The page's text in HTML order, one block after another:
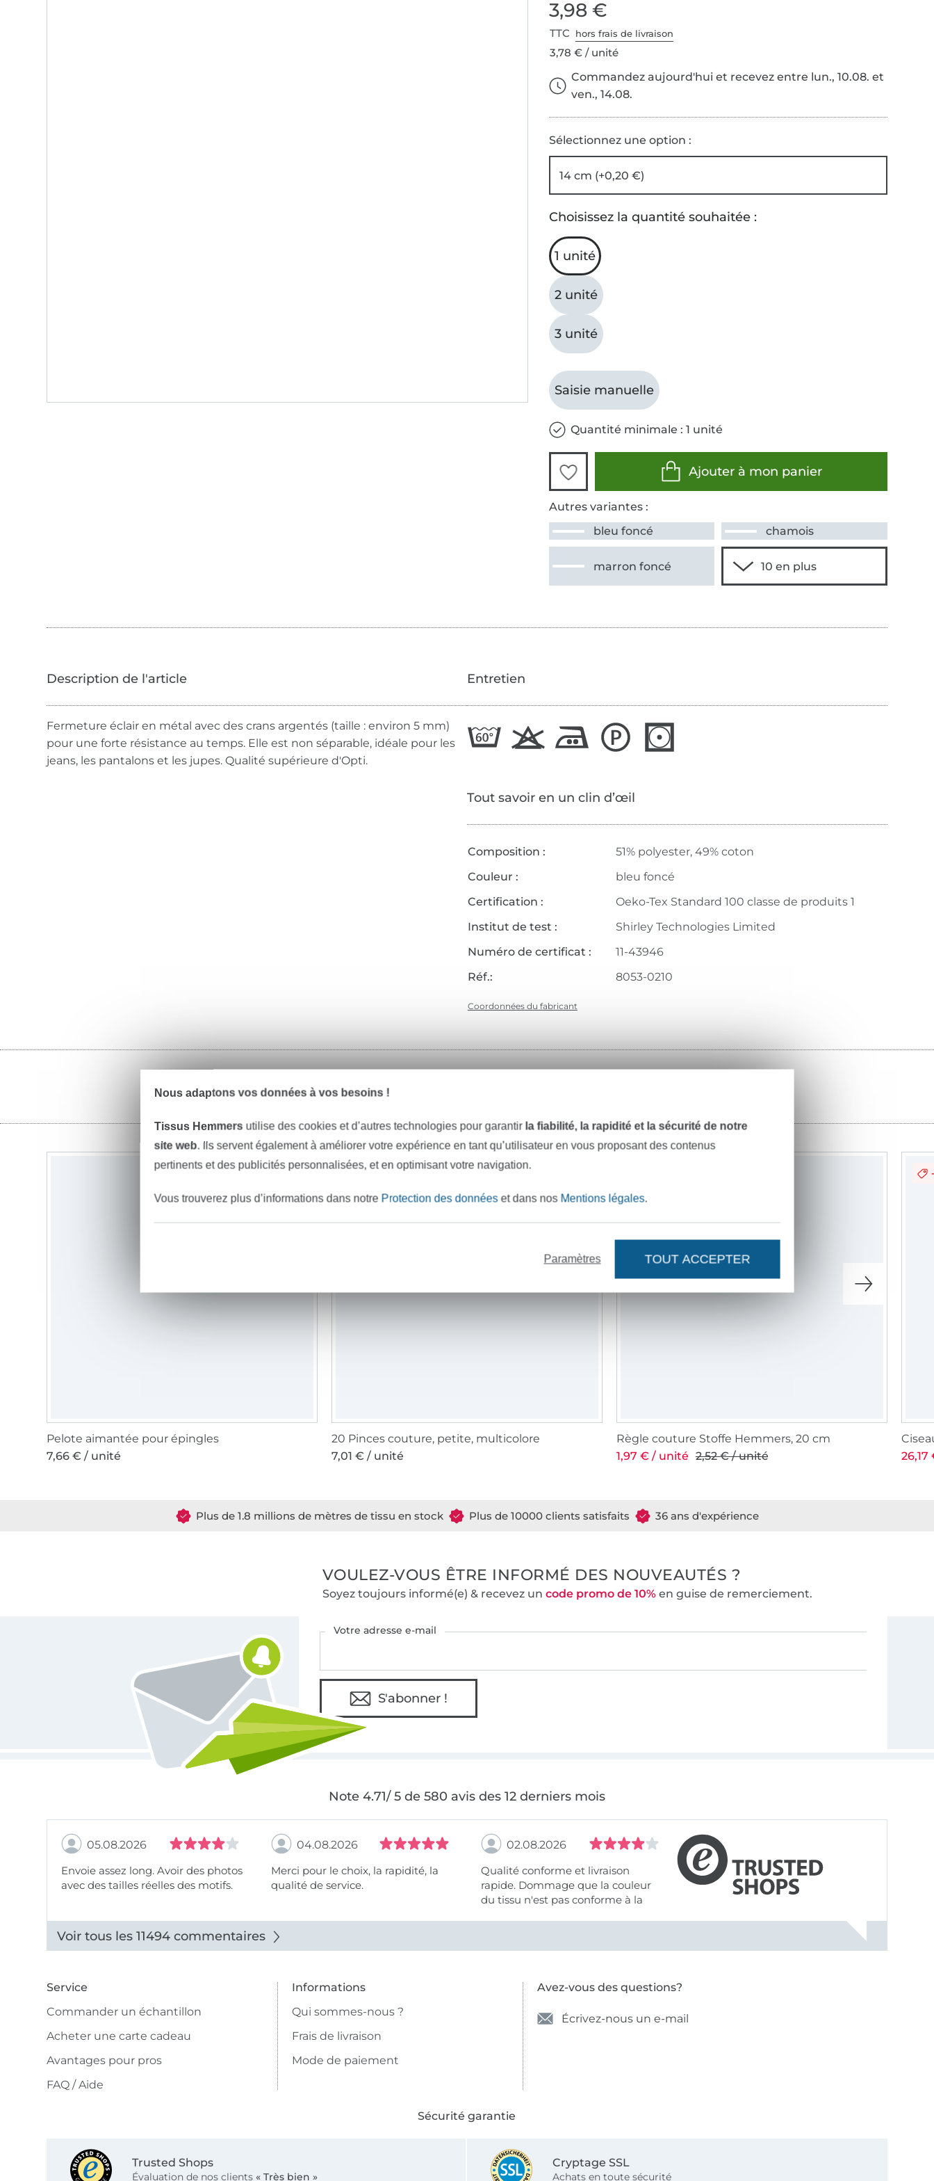
3,98 €
TTC hors frais de livraison
3,78 € / unité
Commandez aujourd'hui et recevez entre lun., 10.08. et
ven., 14.08.
Sélectionnez une option :
14 cm (+0,20 €)
Choisissez la quantité souhaitée :
1 unité
2 unité
3 unité
Saisie manuelle
Quantité minimale : 1 unité
Ajouter à mon panier
Autres variantes :
bleu foncé
chamois
marron foncé
Fermeture éclair en métal avec des crans argentés (taille : environ 5 mm)
pour une forte résistance au temps. Elle est non séparable, idéale pour les
jeans, les pantalons et les jupes. Qualité supérieure d'Opti.
Entretien
Tout savoir en un clin d’œil
Composition :
51% polyester, 49% coton
Couleur :
bleu foncé
Certification :
Oeko-Tex Standard 100 classe de produits 1
Institut de test :
Shirley Technologies Limited
Numéro de certificat :
11-43946
Réf.:
8053-0210
Coordonnées du fabricant
Pelote aimantée pour épingles
7,66 € / unité
20 Pinces couture, petite, multicolore
7,01 € / unité
Règle couture Stoffe Hemmers, 20 cm
1,97 € / unité 2,52 € / unité
Plus de 1.8 millions de mètres de tissu en stock Plus de 10000 clients satisfaits 36 ans d'expérience
VOULEZ-VOUS ÊTRE INFORMÉ DES NOUVEAUTÉS ?
Soyez toujours informé(e) & recevez un code promo de 10%en guise de remerciement.
Votre adresse e-mail
S'abonner !
Note 4.71/ 5 de 580 avis des 12 derniers mois
05.08.2026
Envoie assez long. Avoir des photos
avec des tailles réelles des motifs.
04.08.2026
Merci pour le choix, la rapidité, la
qualité de service.
02.08.2026
Qualité conforme et livraison
rapide. Dommage que la couleur
du tissu n'est pas conforme à la
Voir tous les 11494 commentaires
Service
Commander un échantillon
Acheter une carte cadeau
Avantages pour pros
FAQ / Aide
Informations
Qui sommes-nous ?
Frais de livraison
Mode de paiement
Avez-vous des questions?
Écrivez-nous un e-mail
Sécurité garantie
Trusted Shops
Évaluation de nos clients « Très bien »
Cryptage SSL
Achats en toute sécurité
Nous adaptons vos données à vos besoins !
Tissus Hemmers utilise des cookies et d’autres technologies pour garantir la fiabilité, la rapidité et la sécurité de notre
site web. Ils servent également à améliorer votre expérience en tant qu’utilisateur en vous proposant des contenus
pertinents et des publicités personnalisées, et en optimisant votre navigation.
Vous trouverez plus d’informations dans notre Protection des donnéeset dans nos Mentions légales.
Paramètres TOUT ACCEPTER